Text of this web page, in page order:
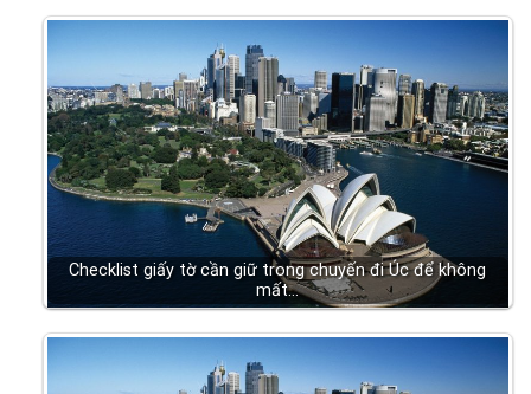
Checklist giấy tờ cần giữ trong chuyến đi Úc để không
mất…